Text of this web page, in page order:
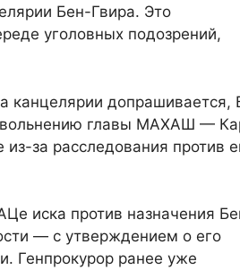
Бен-Гвира. Это
уголовных подозрений,
канцелярии допрашивается,
главы МАХАШ —
за расследования против
иска против назначения
— с утверждением о его
Генпрокурор ранее уже